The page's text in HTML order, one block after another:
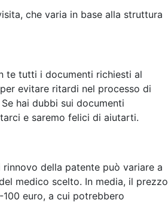
che varia in base alla struttura
te tutti i documenti richiesti al
evitare ritardi nel processo di
hai dubbi sui documenti
e saremo felici di aiutarti.
della patente può variare a
medico scelto. In media, il prezzo
euro, a cui potrebbero